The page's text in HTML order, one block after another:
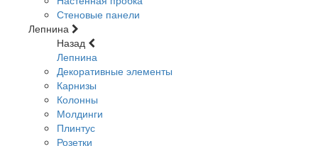
Стеновые панели
Лепнина
Назад
Лепнина
Декоративные элементы
Карнизы
Колонны
Молдинги
Плинтус
Розетки